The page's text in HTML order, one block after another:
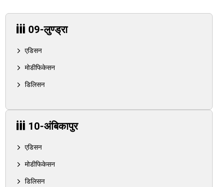
09-लुण्ड्रा
एडिसन
मोडीफिकेसन
डिलिसन
10-अंबिकापुर
एडिसन
मोडीफिकेसन
डिलिसन